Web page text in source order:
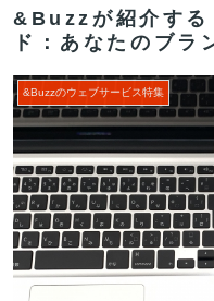
&Buzzが紹介する
ド：あなたのブラ
&Buzzのウェブサービス特集